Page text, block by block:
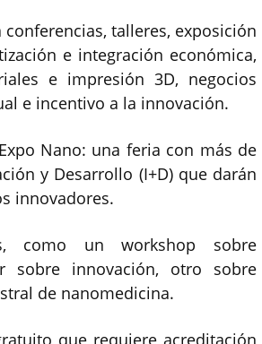
talleres, exposición
e integración económica,
e impresión 3D, negocios
e incentivo a la innovación.
Nano: una feria con más de
y Desarrollo (I+D) que darán
innovadores.
como un workshop sobre
sobre innovación, otro sobre
de nanomedicina.